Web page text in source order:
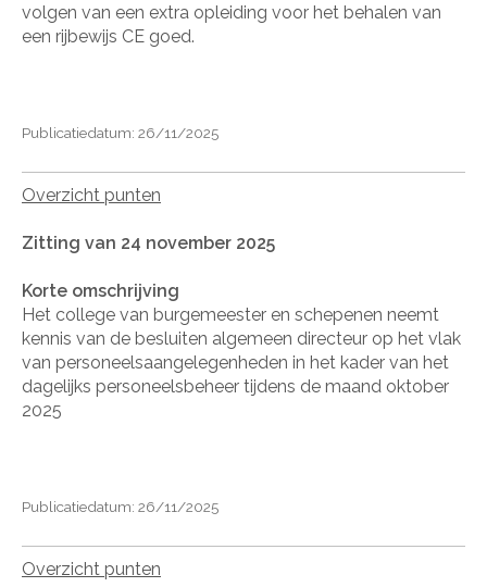
volgen van een extra opleiding voor het behalen van
een rijbewijs CE goed.
Publicatiedatum: 26/11/2025
Overzicht punten
Zitting van 24 november 2025
Korte omschrijving
Het college van burgemeester en schepenen neemt
kennis van de besluiten algemeen directeur op het vlak
van personeelsaangelegenheden in het kader van het
dagelijks personeelsbeheer tijdens de maand oktober
2025
Publicatiedatum: 26/11/2025
Overzicht punten